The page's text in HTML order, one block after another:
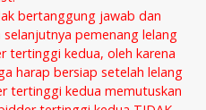
bertanggung jawab dan
pemenang lelang
tertinggi kedua, oleh karena
harap bersiap setelah lelang
tertinggi kedua memutuskan